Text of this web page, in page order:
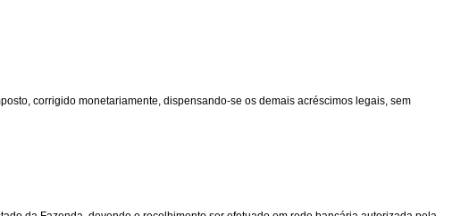
corrigido monetariamente, dispensando-se os demais acréscimos legais, sem